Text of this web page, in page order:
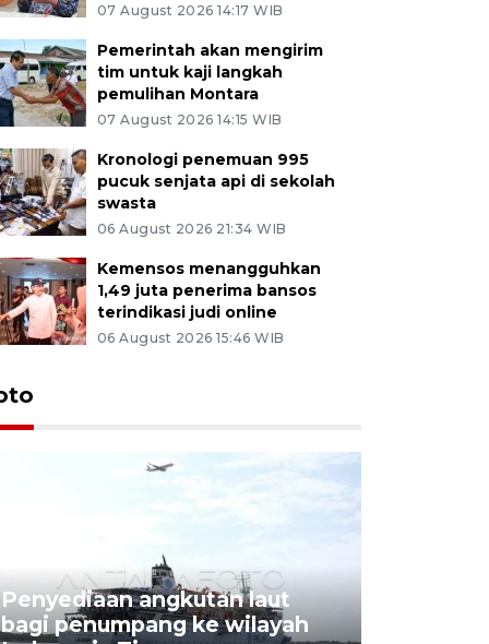
07 August 2026 14:17 WIB
Pemerintah akan mengirim
tim untuk kaji langkah
pemulihan Montara
07 August 2026 14:15 WIB
Kronologi penemuan 995
pucuk senjata api di sekolah
swasta
06 August 2026 21:34 WIB
Kemensos menangguhkan
1,49 juta penerima bansos
terindikasi judi online
06 August 2026 15:46 WIB
Penyediaan angkutan laut
bagi penumpang ke wilayah